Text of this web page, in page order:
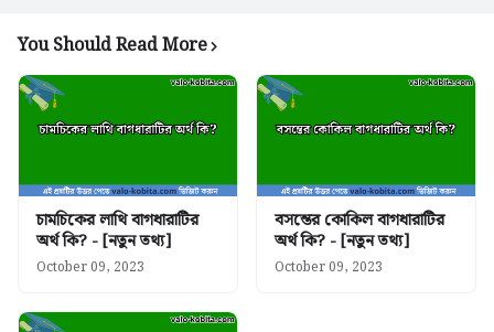
You Should Read More
চামচিকের লাথি বাগধারাটির
অর্থ কি? - [নতুন তথ্য]
October 09, 2023
বসন্তের কোকিল বাগধারাটির
অর্থ কি? - [নতুন তথ্য]
October 09, 2023